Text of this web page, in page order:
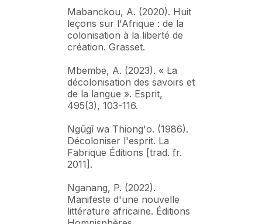
Mabanckou, A. (2020). Huit
leçons sur l'Afrique : de la
colonisation à la liberté de
création. Grasset.
Mbembe, A. (2023). « La
décolonisation des savoirs et
de la langue ». Esprit,
495(3), 103-116.
Ngũgī wa Thiong'o. (1986).
Décoloniser l'esprit. La
Fabrique Éditions [trad. fr.
2011].
Nganang, P. (2022).
Manifeste d'une nouvelle
littérature africaine. Éditions